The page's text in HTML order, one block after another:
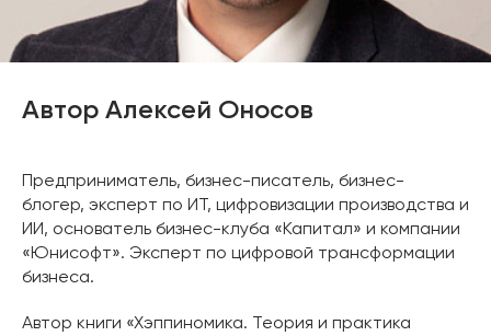
Автор Алексей Оносов
Предприниматель, бизнес-писатель, бизнес-
блогер, эксперт по ИТ, цифровизации производства и
ИИ, основатель бизнес-клуба «Капитал» и компании
«Юнисофт». Эксперт по цифровой трансформации
бизнеса.
Автор книги «Хэппиномика. Теория и практика